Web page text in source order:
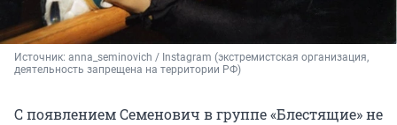
Источник: anna_seminovich / Instagram (экстремистская организация,
деятельность запрещена на территории РФ)
С появлением Семенович в группе «Блестящие» не